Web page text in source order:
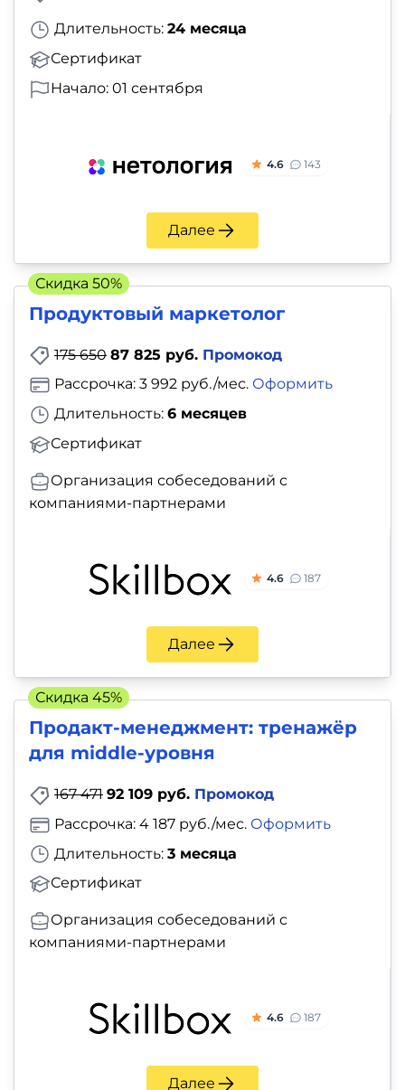
Длительность: 24 месяца
Сертификат
Начало: 01 сентября
4.6 143
Далее
Продуктовый маркетолог
175 650 87 825 руб. Промокод
Длительность: 6 месяцев
Сертификат
Рассрочка: 3 992 руб./мес. Оформить
Организация собеседований с
компаниями-партнерами
4.6 187
Далее
Скидка 50%
Продакт-менеджмент: тренажёр
для middle-уровня
167 471 92 109 руб. Промокод
Длительность: 3 месяца
Сертификат
Рассрочка: 4 187 руб./мес. Оформить
Организация собеседований с
компаниями-партнерами
4.6 187
Далее
Скидка 45%